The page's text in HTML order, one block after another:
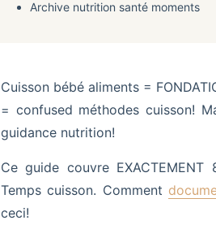
Archive nutrition santé moments
Cuisson bébé aliments =
= confused méthodes cuisson!
guidance nutrition!
Ce guide couvre
Temps cuisson. Comment
ceci!